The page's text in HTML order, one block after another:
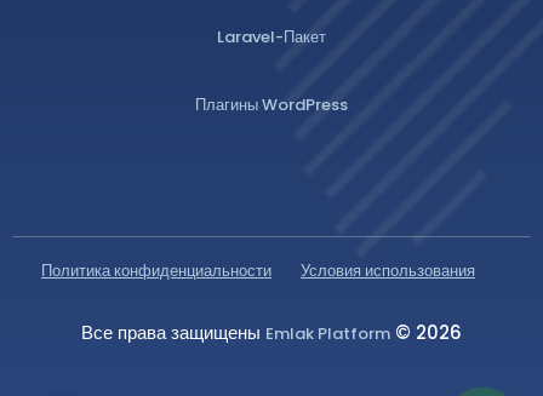
Laravel-Пакет
Плагины WordPress
Политика конфиденциальности Условия использования
Все права защищены Emlak Platform © 2026